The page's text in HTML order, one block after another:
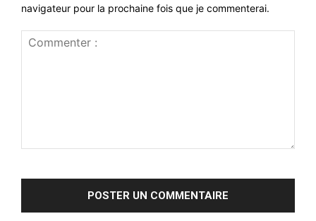
navigateur pour la prochaine fois que je commenterai.